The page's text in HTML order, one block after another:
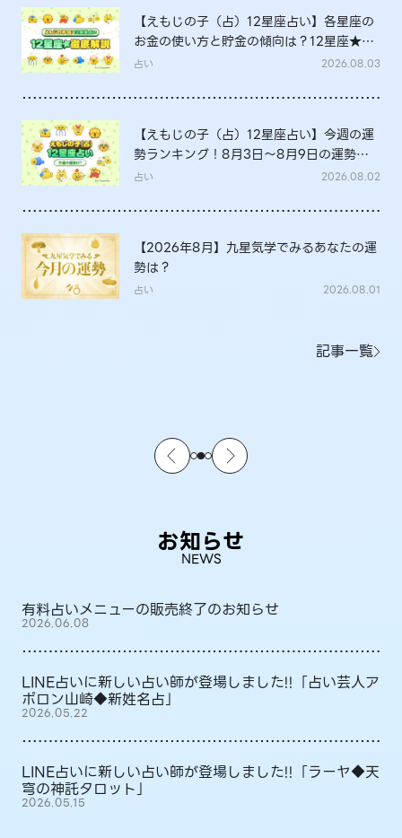
【えもじの子（占）12星座占い】各星座の
お金の使い方と貯金の傾向は？12星座★徹
底解説
占い 2026.08.03
【えもじの子（占）12星座占い】今週の運
勢ランキング！8月3日～8月9日の運勢
は？
占い 2026.08.02
【2026年8月】九星気学でみるあなたの運
勢は？
占い 2026.08.01
記事一覧
お知らせ
NEWS
有料占いメニューの販売終了のお知らせ
2026.06.08
LINE占いに新しい占い師が登場しました!!「占い芸人ア
ポロン山崎◆新姓名占」
2026.05.22
LINE占いに新しい占い師が登場しました!!「ラーヤ◆天
穹の神託タロット」
2026.05.15